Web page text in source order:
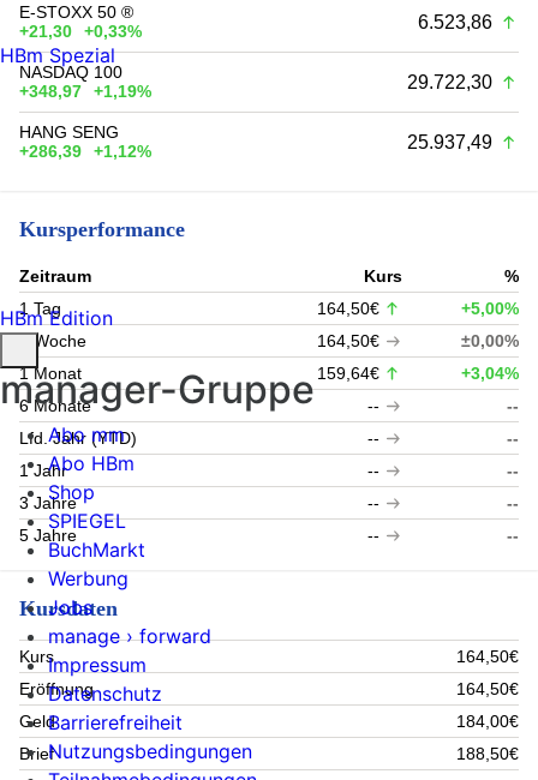
E-STOXX 50 ®
+21,30
+0,33% 6.523,86
NASDAQ 100
+348,97
+1,19% 29.722,30
HANG SENG
+286,39
+1,12% 25.937,49
Kursperformance
Zeitraum Kurs
%
1 Tag
164,50€
+5,00%
1 Woche
164,50€
±0,00%
1 Monat
159,64€
+3,04%
6 Monate
--
--
Lfd. Jahr (YTD)
--
--
1 Jahr
--
--
3 Jahre
--
--
5 Jahre
-- --
Kursdaten
Kurs
164,50€
Eröffnung
164,50€
Geld
184,00€
Brief
188,50€
HBm Spezial
HBm Edition
manager-Gruppe
Abo mm
Abo HBm
Shop
SPIEGEL
BuchMarkt
Werbung
Jobs
manage › forward
Impressum
Datenschutz
Barrierefreiheit
Nutzungsbedingungen